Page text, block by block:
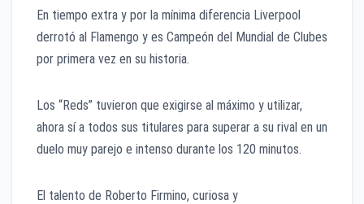
En tiempo extra y por la mínima diferencia Liverpool
derrotó al Flamengo y es Campeón del Mundial de Clubes
por primera vez en su historia.
Los “Reds” tuvieron que exigirse al máximo y utilizar,
ahora sí a todos sus titulares para superar a su rival en un
duelo muy parejo e intenso durante los 120 minutos.
El talento de Roberto Firmino, curiosa y